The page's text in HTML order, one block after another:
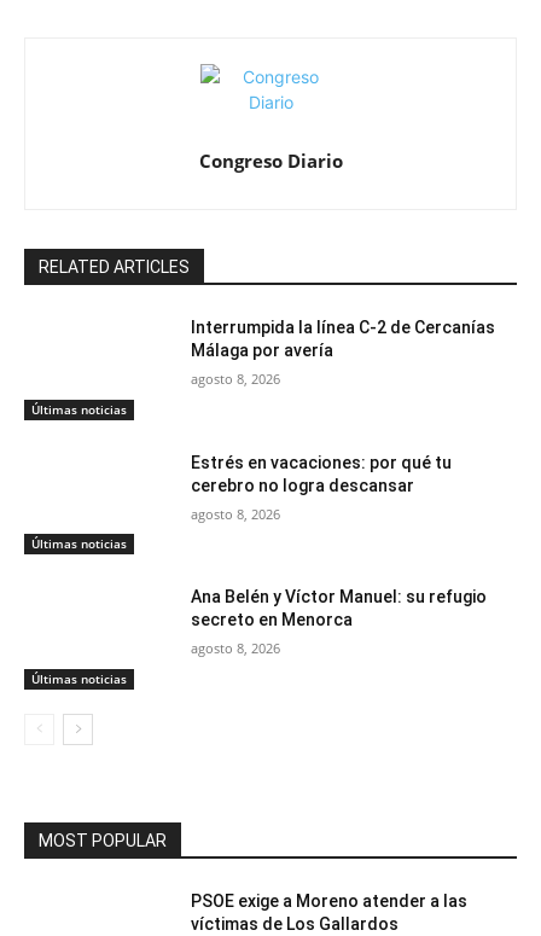
Congreso Diario
RELATED ARTICLES
Últimas noticias
Interrumpida la línea C-2 de Cercanías
Málaga por avería
agosto 8, 2026
Últimas noticias
Estrés en vacaciones: por qué tu
cerebro no logra descansar
agosto 8, 2026
Últimas noticias
Ana Belén y Víctor Manuel: su refugio
secreto en Menorca
agosto 8, 2026
MOST POPULAR
PSOE exige a Moreno atender a las
víctimas de Los Gallardos